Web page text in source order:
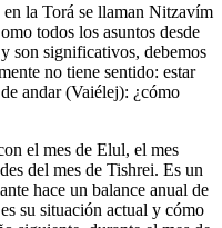
en la Torá se llaman Nitzavím
todos los asuntos desde
son significativos, debemos
no tiene sentido: estar
andar (Vaiélej): ¿cómo
el mes de Elul, el mes
del mes de Tishrei. Es un
hace un balance anual de
su situación actual y cómo